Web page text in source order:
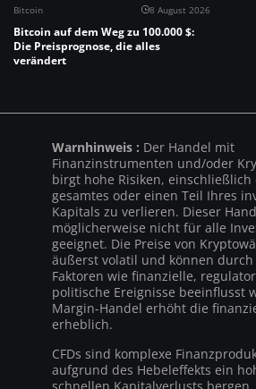
Bitcoin 8 August 2026
Bitcoin auf dem Weg zu 100.000 $:
Die Preisprognose, die alles
verändert
Warnhinweis : Der Handel mit
Finanzinstrumenten und/oder
birgt hohe Risiken, einschließlich
gesamtes oder einen Teil Ihres
Kapitals zu verlieren. Dieser
möglicherweise nicht für alle
geeignet. Die Preise von
äußerst volatil und können durch
Faktoren wie finanzielle,
politische Ereignisse beeinflusst
Margin-Handel erhöht die
erheblich.
CFDs sind komplexe
aufgrund des Hebeleffekts ein